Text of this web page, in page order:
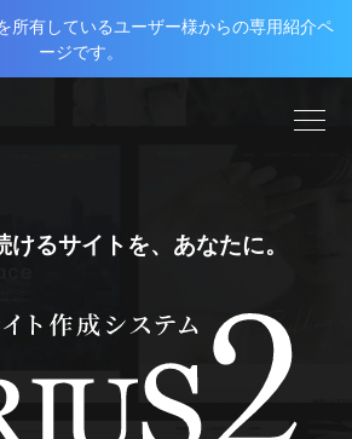
所有しているユーザー様からの専用紹介ペ
ージです。
けるサイトを、あなたに。